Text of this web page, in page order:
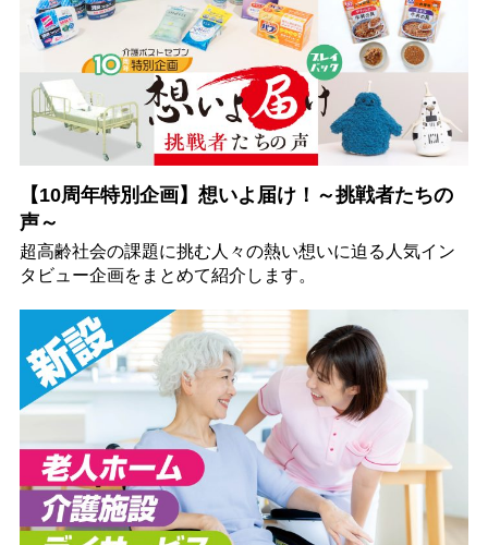
【10周年特別企画】想いよ届け！～挑戦者たちの
声～
超高齢社会の課題に挑む人々の熱い想いに迫る人気イン
タビュー企画をまとめて紹介します。